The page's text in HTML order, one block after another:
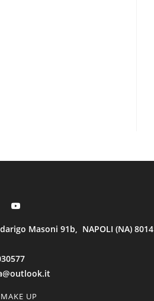
Masoni 91b, NAPOLI (NA)
UP